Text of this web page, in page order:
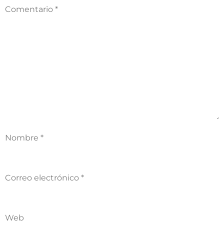
Comentario *
Nombre *
Correo electrónico *
Web